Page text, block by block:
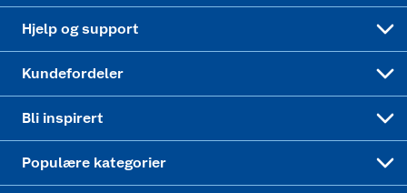
Hjelp og support
Kundefordeler
Bli inspirert
Populære kategorier